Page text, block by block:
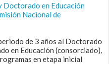
en Educación
Nacional de
de 3 años al Doctorado
en Educación (consorciado),
en etapa inicial